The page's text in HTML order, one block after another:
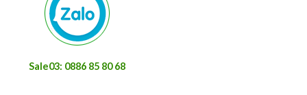
Sale03: 0886 85 80 68